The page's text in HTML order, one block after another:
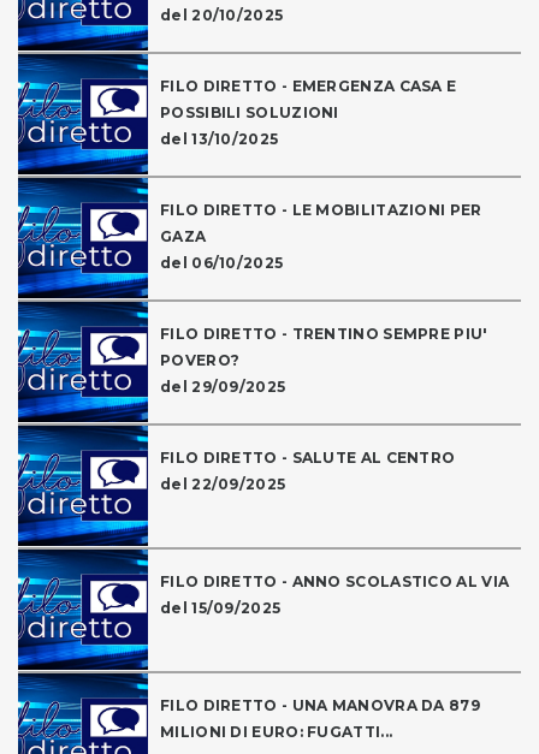
del 20/10/2025
FILO DIRETTO - EMERGENZA CASA E
POSSIBILI SOLUZIONI
del 13/10/2025
FILO DIRETTO - LE MOBILITAZIONI PER
GAZA
del 06/10/2025
FILO DIRETTO - TRENTINO SEMPRE PIU'
POVERO?
del 29/09/2025
FILO DIRETTO - SALUTE AL CENTRO
del 22/09/2025
FILO DIRETTO - ANNO SCOLASTICO AL VIA
del 15/09/2025
FILO DIRETTO - UNA MANOVRA DA 879
MILIONI DI EURO: FUGATTI...